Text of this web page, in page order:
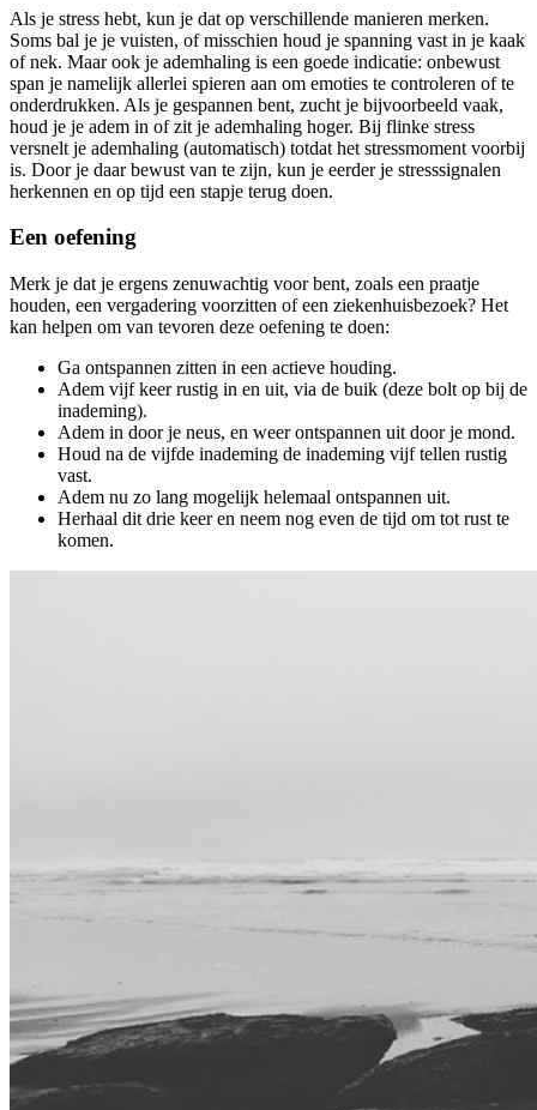
Als je stress hebt, kun je dat op verschillende manieren merken.
Soms bal je je vuisten, of misschien houd je spanning vast in je kaak
of nek. Maar ook je ademhaling is een goede indicatie: onbewust
span je namelijk allerlei spieren aan om emoties te controleren of te
onderdrukken. Als je gespannen bent, zucht je bijvoorbeeld vaak,
houd je je adem in of zit je ademhaling hoger. Bij flinke stress
versnelt je ademhaling (automatisch) totdat het stressmoment voorbij
is. Door je daar bewust van te zijn, kun je eerder je stresssignalen
herkennen en op tijd een stapje terug doen.
Een oefening
Merk je dat je ergens zenuwachtig voor bent, zoals een praatje
houden, een vergadering voorzitten of een ziekenhuisbezoek? Het
kan helpen om van tevoren deze oefening te doen:
Ga ontspannen zitten in een actieve houding.
Adem vijf keer rustig in en uit, via de buik (deze bolt op bij de
inademing).
Adem in door je neus, en weer ontspannen uit door je mond.
Houd na de vijfde inademing de inademing vijf tellen rustig
vast.
Adem nu zo lang mogelijk helemaal ontspannen uit.
Herhaal dit drie keer en neem nog even de tijd om tot rust te
komen.